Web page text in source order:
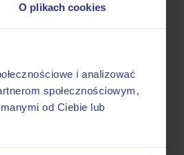
O plikach cookies
i analizować
społecznościowym,
od Ciebie lub